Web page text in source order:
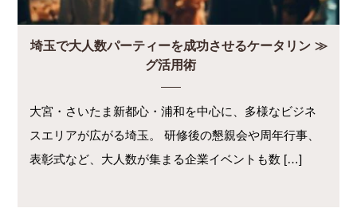
埼玉で大人数パーティーを成功させるケータリン
グ活用術
大宮・さいたま新都心・浦和を中心に、多様なビジネ
スエリアが広がる埼玉。 研修後の懇親会や周年行事、
表彰式など、大人数が集まる企業イベントも数 […]